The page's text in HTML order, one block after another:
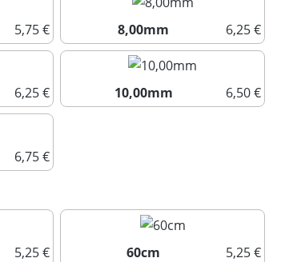
5,75 €
8,00mm
6,25 €
8,00mm
6,25 €
10,00mm
6,50 €
6,75 €
5,25 €
60cm
5,25 €